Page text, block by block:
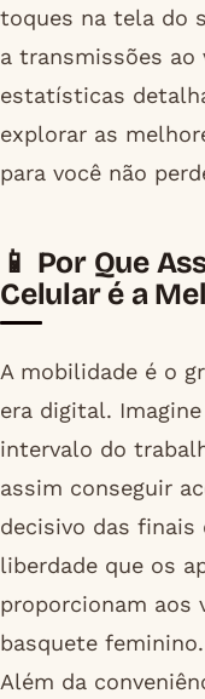
toques na tela do
a transmissões ao
estatísticas
explorar as
para você não
📱 Por Que
Celular é a
A mobilidade é o
era digital.
intervalo do
assim conseguir
decisivo das finais
liberdade que os
proporcionam aos
basquete feminino.
Além da